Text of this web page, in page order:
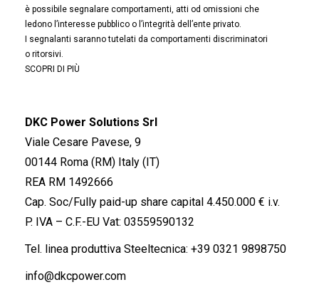
è possibile segnalare comportamenti, atti od omissioni che
ledono l’interesse pubblico o l’integrità dell’ente privato.
I segnalanti saranno tutelati da comportamenti discriminatori
o ritorsivi.
SCOPRI DI PIÙ
DKC Power Solutions Srl
Viale Cesare Pavese, 9
00144 Roma (RM) Italy (IT)
REA RM 1492666
Cap. Soc/Fully paid-up share capital 4.450.000 € i.v.
P. IVA – C.F.-EU Vat: 03559590132
Tel. linea produttiva Steeltecnica: +39 0321 9898750
info@dkcpower.com